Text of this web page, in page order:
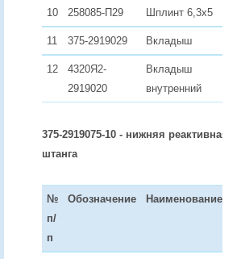
10 258085-П29 Шплинт 6,3х5
11 375-2919029 Вкладыш
12
4320Я2-
2919020
Вкладыш
внутренний
375-2919075-10 - нижняя реактивная
штанга
№
п/
п
Обозначение Наименование